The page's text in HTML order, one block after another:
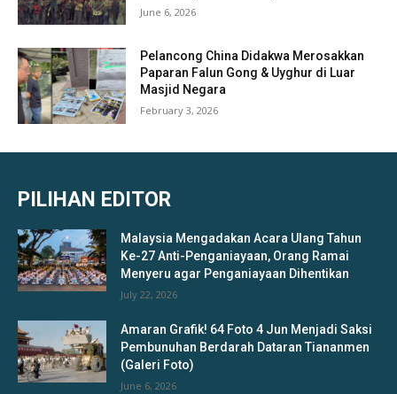
June 6, 2026
Pelancong China Didakwa Merosakkan
Paparan Falun Gong & Uyghur di Luar
Masjid Negara
February 3, 2026
PILIHAN EDITOR
Malaysia Mengadakan Acara Ulang Tahun
Ke-27 Anti-Penganiayaan, Orang Ramai
Menyeru agar Penganiayaan Dihentikan
July 22, 2026
Amaran Grafik! 64 Foto 4 Jun Menjadi Saksi
Pembunuhan Berdarah Dataran Tiananmen
(Galeri Foto)
June 6, 2026